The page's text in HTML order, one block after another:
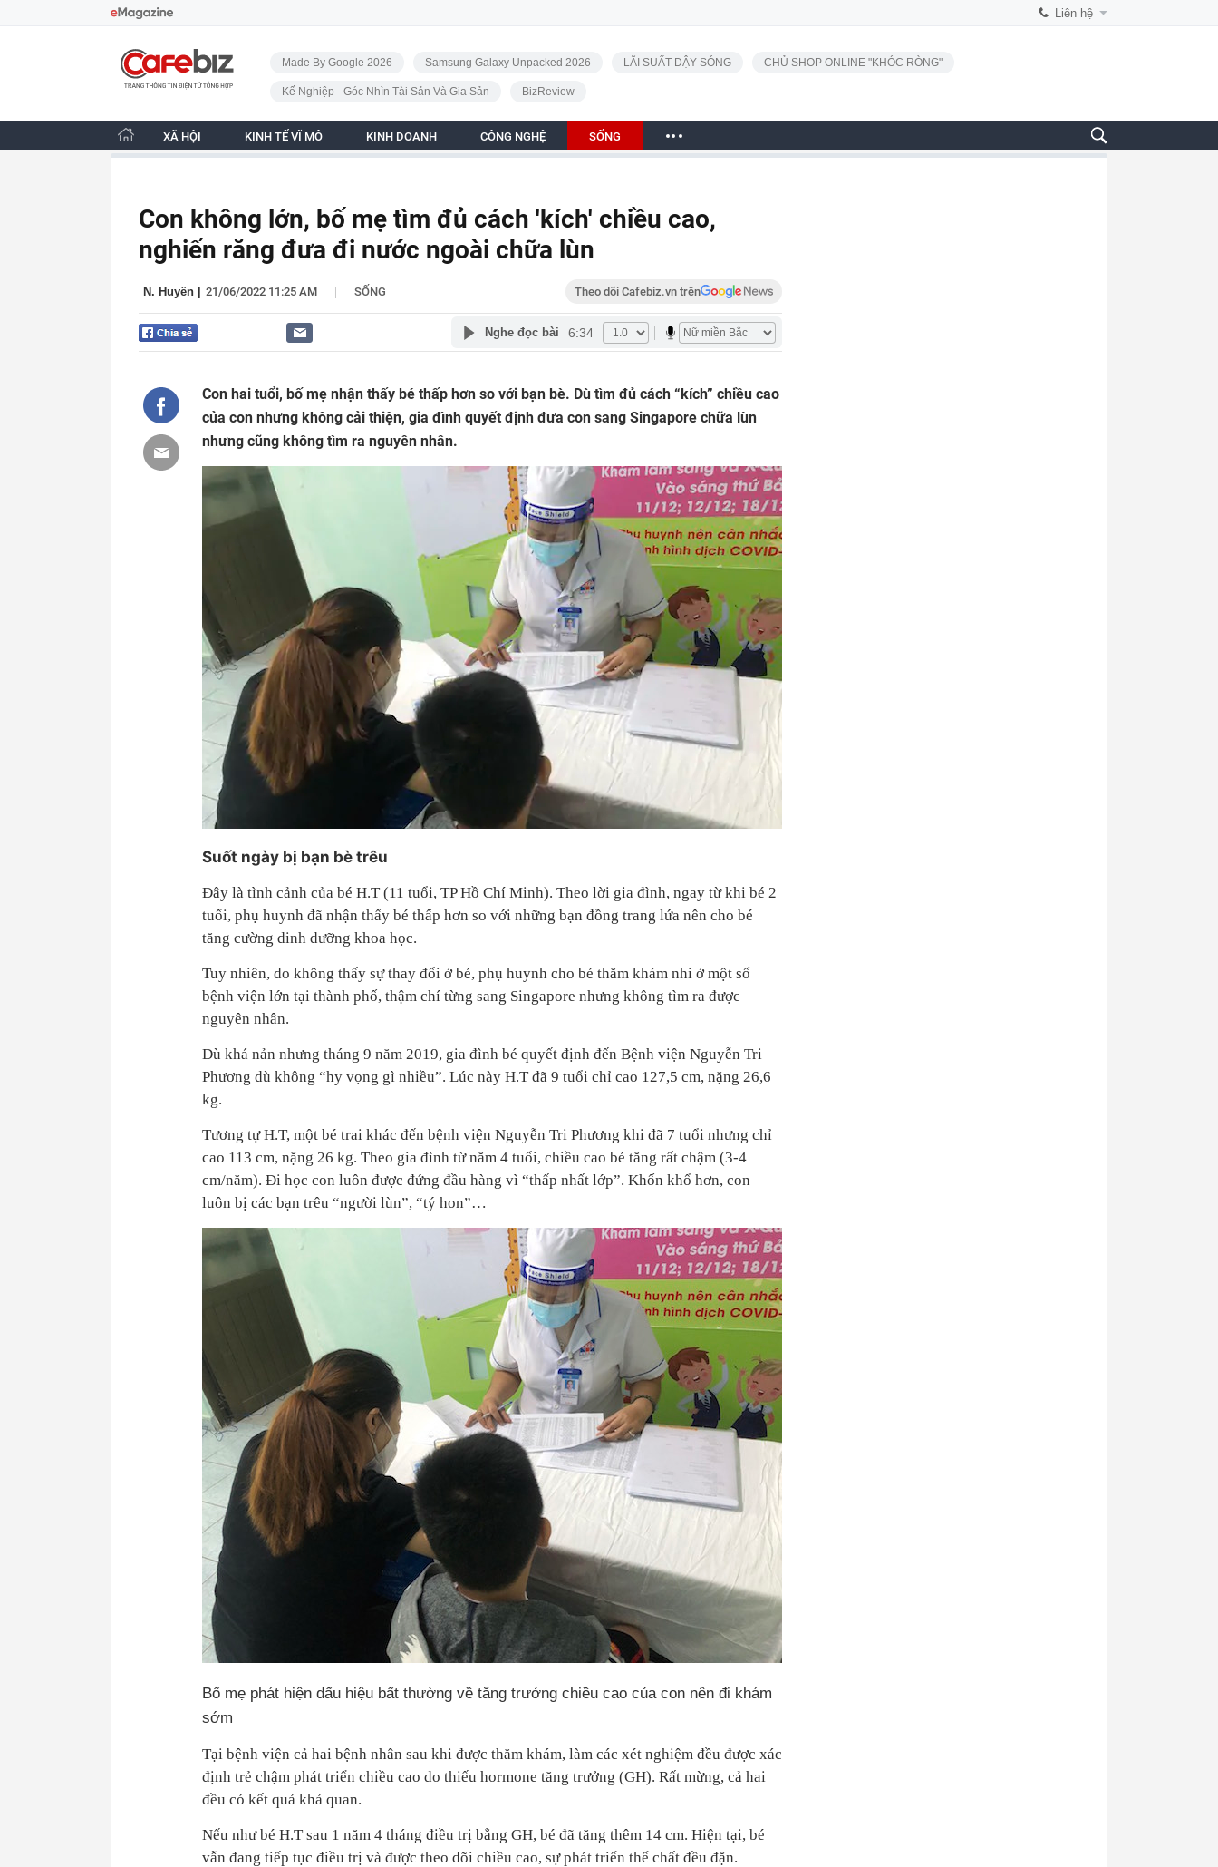
Liên hệ
CafeBiz - Trang chủ
Made By Google 2026 Samsung Galaxy Unpacked 2026 LÃI SUẤT DẬY SÓNG CHỦ SHOP ONLINE "KHÓC RÒNG"
Kế Nghiệp - Góc Nhìn Tài Sản Và Gia Sản BizReview
XÃ HỘI KINH TẾ VĨ MÔ KINH DOANH CÔNG NGHỆ SỐNG
Con không lớn, bố mẹ tìm đủ cách 'kích' chiều cao,
nghiến răng đưa đi nước ngoài chữa lùn
N. Huyền 21/06/2022 11:25 AM | SỐNG Theo dõi Cafebiz.vn trên
Nghe đọc bài 6:34
Con hai tuổi, bố mẹ nhận thấy bé thấp hơn so với bạn bè. Dù tìm đủ cách “kích” chiều cao
của con nhưng không cải thiện, gia đình quyết định đưa con sang Singapore chữa lùn
nhưng cũng không tìm ra nguyên nhân.
Suốt ngày bị bạn bè trêu
Đây là tình cảnh của bé H.T (11 tuổi, TP Hồ Chí Minh). Theo lời gia đình, ngay từ khi bé 2
tuổi, phụ huynh đã nhận thấy bé thấp hơn so với những bạn đồng trang lứa nên cho bé
tăng cường dinh dưỡng khoa học.
Tuy nhiên, do không thấy sự thay đổi ở bé, phụ huynh cho bé thăm khám nhi ở một số
bệnh viện lớn tại thành phố, thậm chí từng sang Singapore nhưng không tìm ra được
nguyên nhân.
Dù khá nản nhưng tháng 9 năm 2019, gia đình bé quyết định đến Bệnh viện Nguyễn Tri
Phương dù không “hy vọng gì nhiều”. Lúc này H.T đã 9 tuổi chỉ cao 127,5 cm, nặng 26,6
kg.
Tương tự H.T, một bé trai khác đến bệnh viện Nguyễn Tri Phương khi đã 7 tuổi nhưng chỉ
cao 113 cm, nặng 26 kg. Theo gia đình từ năm 4 tuổi, chiều cao bé tăng rất chậm (3-4
cm/năm). Đi học con luôn được đứng đầu hàng vì “thấp nhất lớp”. Khốn khổ hơn, con
luôn bị các bạn trêu “người lùn”, “tý hon”…
Bố mẹ phát hiện dấu hiệu bất thường về tăng trưởng chiều cao của con nên đi khám
sớm
Tại bệnh viện cả hai bệnh nhân sau khi được thăm khám, làm các xét nghiệm đều được xác
định trẻ chậm phát triển chiều cao do thiếu hormone tăng trưởng (GH). Rất mừng, cả hai
đều có kết quả khả quan.
Nếu như bé H.T sau 1 năm 4 tháng điều trị bằng GH, bé đã tăng thêm 14 cm. Hiện tại, bé
vẫn đang tiếp tục điều trị và được theo dõi chiều cao, sự phát triển thể chất đều đặn.